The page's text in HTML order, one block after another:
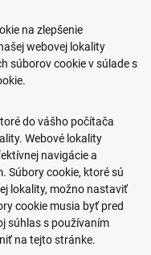
na zlepšenie
webovej lokality
súborov cookie v súlade s
do vášho počítača
Webové lokality
navigácie a
Súbory cookie, ktoré sú
lokality, možno nastaviť
cookie musia byť pred
súhlas s používaním
na tejto stránke.